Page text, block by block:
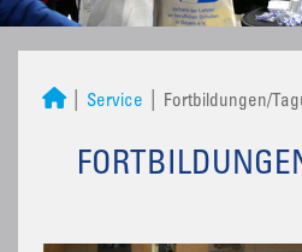
Service Fortbildungen/